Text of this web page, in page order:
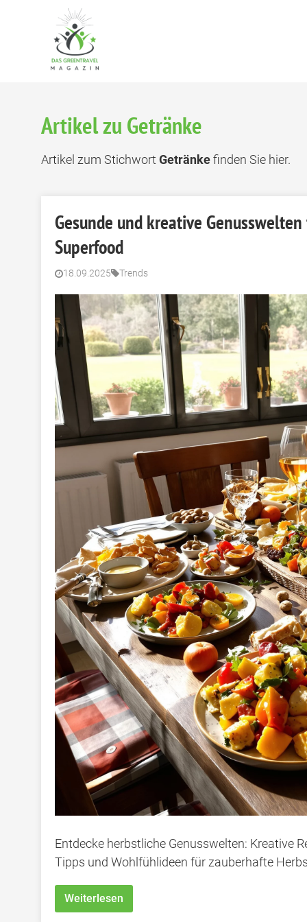
Artikel zu Getränke
Artikel zum Stichwort Getränkefinden Sie hier.
Gesunde und kreative
Superfood
18.09.2025 Trends
Entdecke herbstliche Genusswelten: Kreative
Tipps und Wohlfühlideen für zauberhafte
Weiterlesen